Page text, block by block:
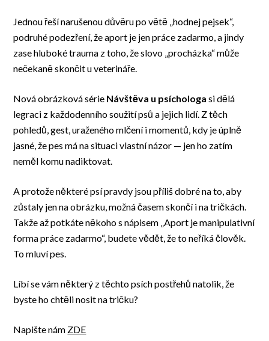
Jednou řeší narušenou důvěru po větě „hodnej pejsek“,
podruhé podezření, že aport je jen práce zadarmo, a jindy
zase hluboké trauma z toho, že slovo „procházka“ může
nečekaně skončit u veterináře.
Nová obrázková série Návštěva u psíchologa si dělá
legraci z každodenního soužití psů a jejich lidí. Z těch
pohledů, gest, uraženého mlčení i momentů, kdy je úplně
jasné, že pes má na situaci vlastní názor — jen ho zatím
neměl komu nadiktovat.
A protože některé psí pravdy jsou příliš dobré na to, aby
zůstaly jen na obrázku, možná časem skončí i na tričkách.
Takže až potkáte někoho s nápisem „Aport je manipulativní
forma práce zadarmo“, budete vědět, že to neříká člověk.
To mluví pes.
Líbí se vám některý z těchto psích postřehů natolik, že
byste ho chtěli nosit na tričku?
Napište nám ZDE